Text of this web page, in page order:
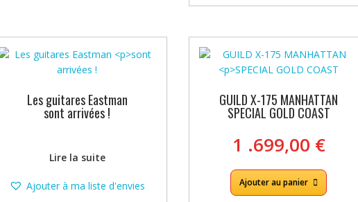
Les guitares Eastman
sont arrivées !
Lire la suite
Ajouter à ma liste d'envies
GUILD X-175 MANHATTAN
SPECIAL GOLD COAST
1 .699,00 €
Ajouter au panier